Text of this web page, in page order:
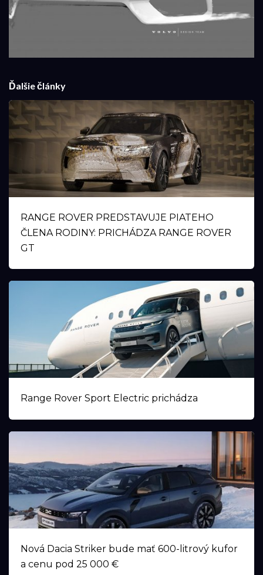
Ďalšie články
RANGE ROVER PREDSTAVUJE PIATEHO
ČLENA RODINY: PRICHÁDZA RANGE ROVER
GT
Range Rover Sport Electric prichádza
Nová Dacia Striker bude mať 600-litrový kufor
a cenu pod 25 000 €